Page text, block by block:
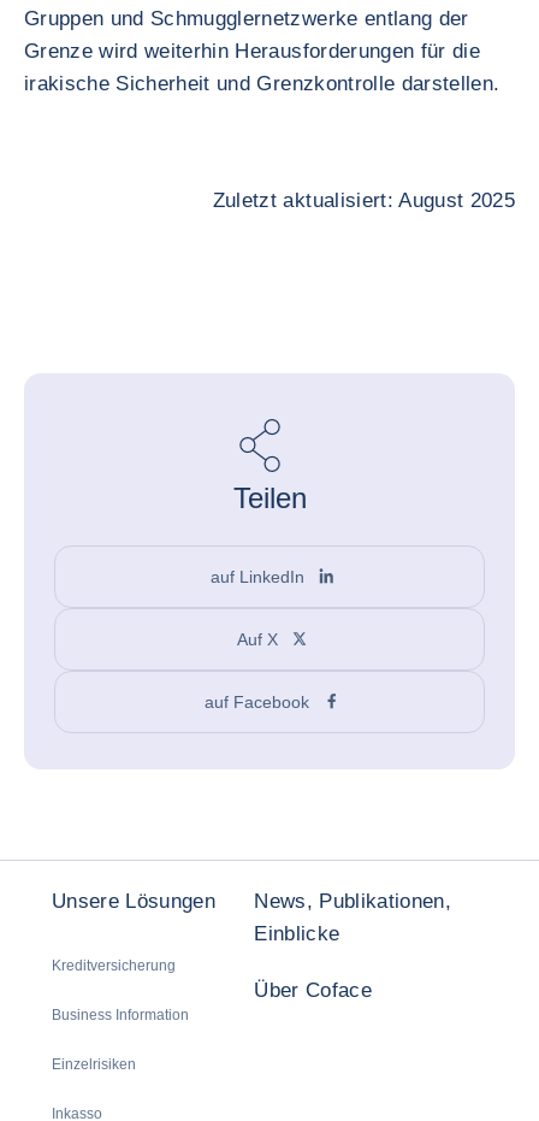
Gruppen und Schmugglernetzwerke entlang der
Grenze wird weiterhin Herausforderungen für die
irakische Sicherheit und Grenzkontrolle darstellen.
Zuletzt aktualisiert: August 2025
Teilen
auf LinkedIn
Auf X
auf Facebook
Unsere Lösungen
Kreditversicherung
Business Information
Einzelrisiken
Inkasso
News, Publikationen,
Einblicke
Über Coface